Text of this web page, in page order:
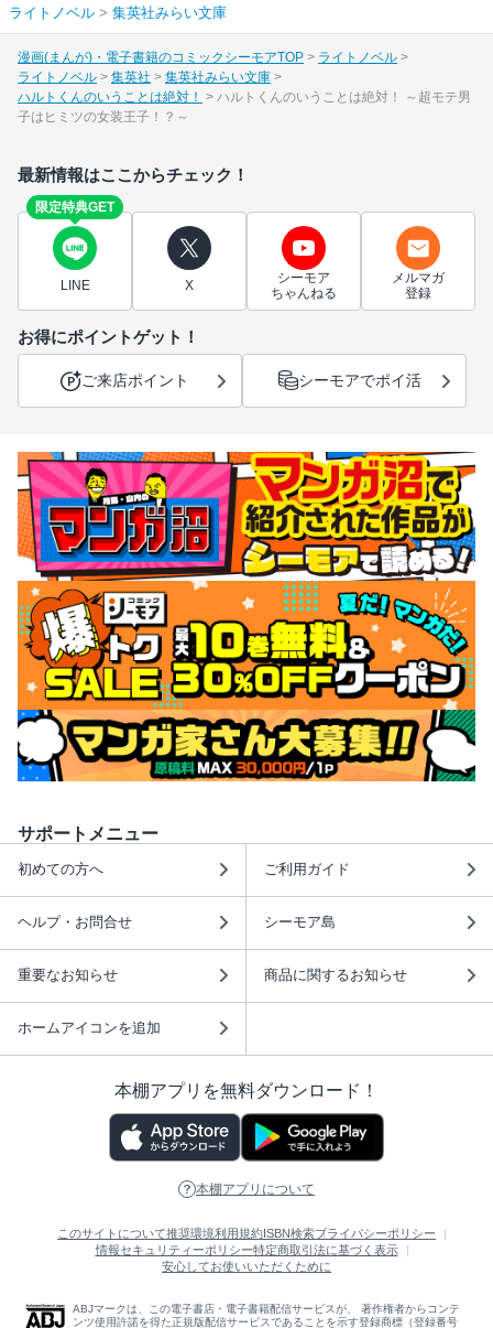
ライトノベル > 集英社みらい文庫
漫画(まんが)・電子書籍のコミックシーモアTOP
ライトノベル
ライトノベル
集英社
集英社みらい文庫
ハルトくんのいうことは絶対！
ハルトくんのいうことは絶対！ ～超モテ男
子はヒミツの女装王子！？～
最新情報はここからチェック！
限定特典GET
LINE X
シーモア
ちゃんねる
メルマガ
登録
お得にポイントゲット！
ご来店ポイント シーモアでポイ活
サポートメニュー
初めての方へ ご利用ガイド
ヘルプ・お問合せ シーモア島
重要なお知らせ 商品に関するお知らせ
ホームアイコンを追加
本棚アプリを無料ダウンロード！
本棚アプリについて
このサイトについて推奨環境利用規約ISBN検索プライバシーポリシー
情報セキュリティーポリシー特定商取引法に基づく表示
安心してお使いいただくために
ABJマークは、この電子書店・電子書籍配信サービスが、 著作権者からコンテ
ンツ使用許諾を得た正規版配信サービスであることを示す登録商標（登録番号